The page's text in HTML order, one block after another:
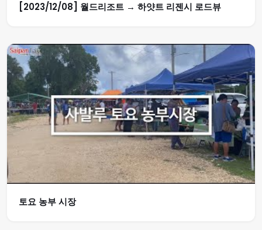
[2023/12/08] 월드리조트 → 하얏트 리젠시 로드뷰
토요 농부 시장